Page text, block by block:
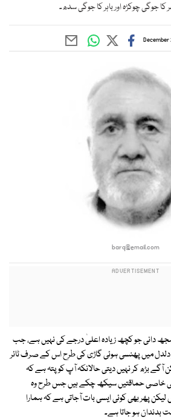
جوگی چوکڑہ اور باہر کا جوگی سدھ۔
December
barq@email.com
دانی جو کچھ زیادہ اعلیٰ درجے کی نہیں ہے، جب
دلدل میں پھنسی ہوئی گاڑی کی طرح اس کے صرف ٹائر
آگے بڑھ کر نہیں دیتی حالانکہ آپ کو پتہ ہے کہ
خاصی حماقتیں سیکھ چکے ہیں جس طرح وہ
پھر بھی کوئی ایسی بات آجاتی ہے کہ ہمارا
بدندان ہو جاتا ہے۔